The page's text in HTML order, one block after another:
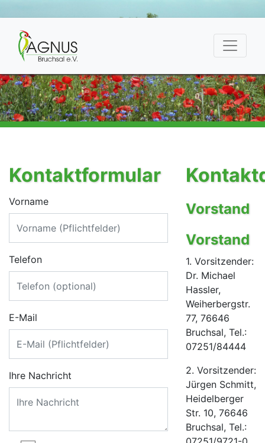
Kontaktformular
Vorname
Telefon
E-Mail
Ihre Nachricht
Vorstand
Vorstand
1. Vorsitzender:
Dr. Michael
Hassler,
Weiherbergstr.
77, 76646
Bruchsal, Tel.:
07251/84444
2. Vorsitzender:
Jürgen Schmitt,
Heidelberger
Str. 10, 76646
Bruchsal, Tel.: